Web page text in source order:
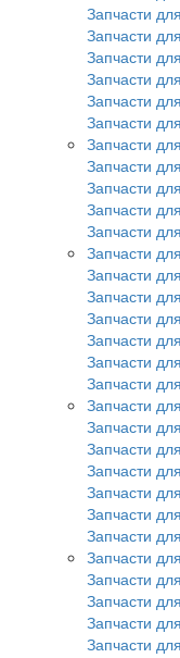
Запчасти
Запчасти
Запчасти
Запчасти
Запчасти
Запчасти
Запчасти
Запчасти
Запчасти
Запчасти
Запчасти
Запчасти
Запчасти
Запчасти
Запчасти
Запчасти
Запчасти
Запчасти
Запчасти
Запчасти
Запчасти
Запчасти
Запчасти
Запчасти
Запчасти
Запчасти
Запчасти
Запчасти
Запчасти
Запчасти